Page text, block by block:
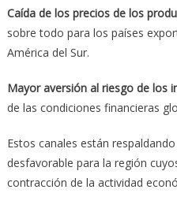
Caída de los precios de los
sobre todo para los países
América del Sur.
Mayor aversión al riesgo de los
de las condiciones financieras
Estos canales están
desfavorable para la región
contracción de la actividad